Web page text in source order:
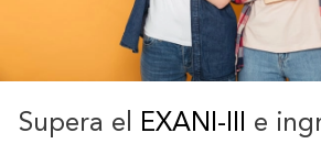
Supera el EXANI-III e